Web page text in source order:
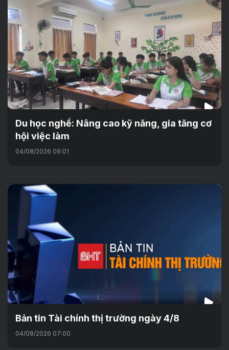
Du học nghề: Nâng cao kỹ năng, gia tăng cơ
hội việc làm
04/08/2026 09:01
Bản tin Tài chính thị trường ngày 4/8
04/08/2026 07:00